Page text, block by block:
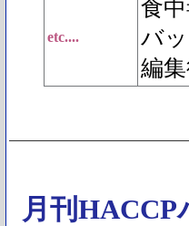
etc....
食
バ
編集
月刊